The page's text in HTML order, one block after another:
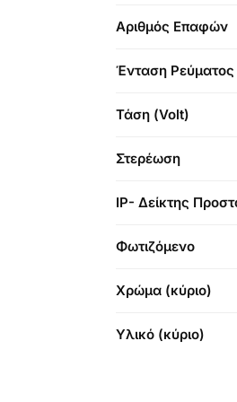
Αριθμός Επαφών
Ένταση Ρεύματος
Τάση (Volt)
Στερέωση
IP- Δείκτης
Φωτιζόμενο
Χρώμα (κύριο)
Υλικό (κύριο)